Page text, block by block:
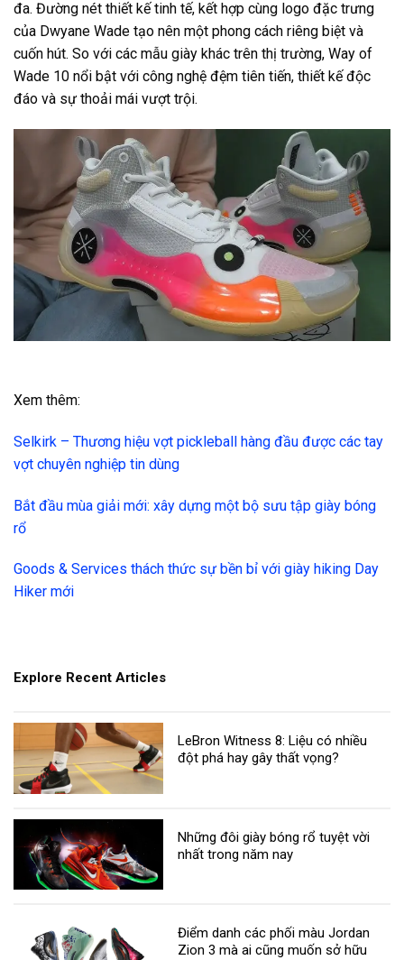
đa. Đường nét thiết kế tinh tế, kết hợp cùng logo đặc trưng
của Dwyane Wade tạo nên một phong cách riêng biệt và
cuốn hút. So với các mẫu giày khác trên thị trường, Way of
Wade 10 nổi bật với công nghệ đệm tiên tiến, thiết kế độc
đáo và sự thoải mái vượt trội.
Xem thêm:
Selkirk – Thương hiệu vợt pickleball hàng đầu được các tay
vợt chuyên nghiệp tin dùng
Bắt đầu mùa giải mới: xây dựng một bộ sưu tập giày bóng
rổ
Goods & Services thách thức sự bền bỉ với giày hiking Day
Hiker mới
Explore Recent Articles
LeBron Witness 8: Liệu có nhiều
đột phá hay gây thất vọng?
Những đôi giày bóng rổ tuyệt vời
nhất trong năm nay
Điểm danh các phối màu Jordan
Zion 3 mà ai cũng muốn sở hữu